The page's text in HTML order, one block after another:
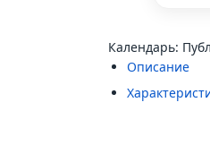
Календарь:
Описание